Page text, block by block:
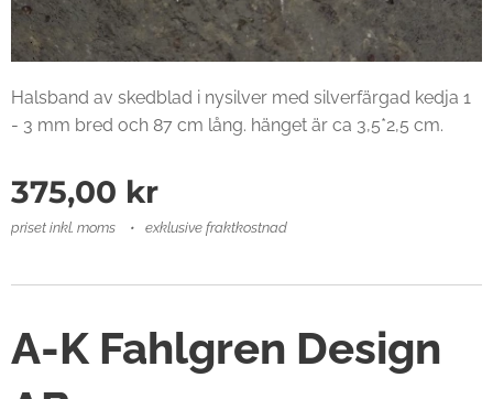
Halsband av skedblad i nysilver med silverfärgad kedja 1
- 3 mm bred och 87 cm lång. hänget är ca 3,5*2,5 cm.
375,00 kr
priset inkl. moms exklusive fraktkostnad
A-K Fahlgren Design